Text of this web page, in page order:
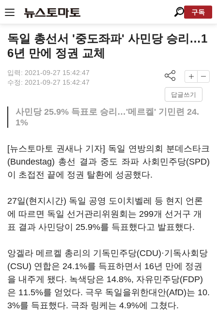
구독
독일 총선서 '중도좌파' 사민당 승리…1
6년 만에 정권 교체
입력: 2021-09-27 15:42:47
수정: 2021-09-27 15:42:47
답글쓰기
사민당 25.9% 득표로 승리…'메르켈' 기민련 24.
1%
[뉴스토마토 권새나 기자] 독일 연방의회 분데스타크
(Bundestag) 총선 결과 중도 좌파 사회민주당(SPD)
이 초접전 끝에 정권 탈환에 성공했다.
27일(현지시간) 독일 공영 도이치벨레 등 현지 언론
에 따르면 독일 선거관리위원회는 299개 선거구 개
표 결과 사민당이 25.9%를 득표했다고 발표했다.
앙겔라 메르켈 총리의 기독민주당(CDU)·기독사회당
(CSU) 연합은 24.1%를 득표하면서 16년 만에 정권
을 내주게 됐다. 녹색당은 14.8%, 자유민주당(FDP)
은 11.5%를 얻었다. 극우 독일을위한대안(AfD)는 10.
3%를 득표했다. 극좌 링케는 4.9%에 그쳤다.